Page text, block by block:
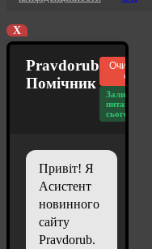
X
Pravdorub
Помічник
Очистити
чат
Залишилось
питань
сьогодні: 20
Привіт! Я
Асистент
новинного
сайту
Pravdorub.